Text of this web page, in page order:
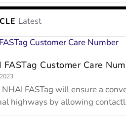
Latest
FASTag Customer Care
NHAI FASTag will ensure a
highways by allowing